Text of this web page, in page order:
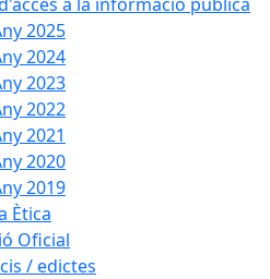
2025
2024
2023
2022
2021
2020
2019
Ètica
Oficial
/ edictes